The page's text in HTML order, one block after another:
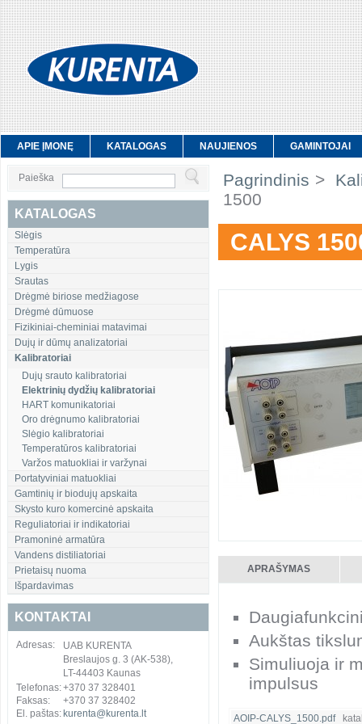
APIE ĮMONĘ KATALOGAS NAUJIENOS GAMINTOJAI
Paieška
KATALOGAS
Slėgis
Temperatūra
Lygis
Srautas
Drėgmė biriose medžiagose
Drėgmė dūmuose
Fizikiniai-cheminiai matavimai
Dujų ir dūmų analizatoriai
Kalibratoriai
Dujų srauto kalibratoriai
Elektrinių dydžių kalibratoriai
HART komunikatoriai
Oro drėgnumo kalibratoriai
Slėgio kalibratoriai
Temperatūros kalibratoriai
Varžos matuokliai ir varžynai
Portatyviniai matuokliai
Gamtinių ir biodujų apskaita
Skysto kuro komercinė apskaita
Reguliatoriai ir indikatoriai
Pramoninė armatūra
Vandens distiliatoriai
Prietaisų nuoma
Išpardavimas
KONTAKTAI
Adresas:
UAB KURENTA
Breslaujos g. 3 (AK-538),
LT-44403 Kaunas
Telefonas:+370 37 328401
Faksas:
+370 37 328402
El. paštas: kurenta@kurenta.lt
Pagrindinis >
1500
CALYS
APRAŠYMAS
Aukštas
Simuliuoja ir
impulsus
AOIP-CALYS_1500.pdf